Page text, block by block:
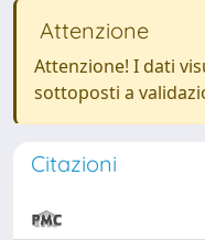
Attenzione
Attenzione! I dati
sottoposti a
Citazioni